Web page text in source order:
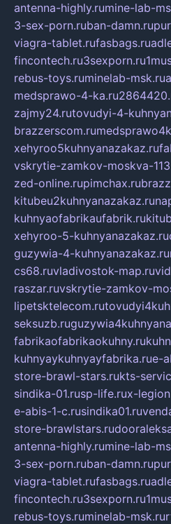
antenna-highly.rumine-lab-
3-sex-porn.ruban-damn.ru
viagra-tablet.rufasbags.ru
fincontech.ru3sexporn.ru
rebus-toys.ruminelab-msk.ru
medsprawo-4-ka.ru
zajmy24.rutovudyi-4-
brazzerscom.ru
xehyroo5kuhnyanazakaz.ru
vskrytie-zamkov-moskva-
zed-online.rupimchax.ru
kitubeu2kuhnyanazakaz.ru
kuhnyaofabrikaufabrik.ru
xehyroo-5-kuhnyanazakaz.ru
guzywia-4-kuhnyanazakaz.ru
cs68.ruvladivostok-map.ru
raszar.ruvskrytie-zamkov-
lipetsktelecom.ru
seksuzb.ru
fabrikaofabrikaokuhny.ru
kuhnyaykuhnyayfabrika.rue-
store-brawl-stars.rukts-
sindika-01.rusp-life.rux-
e-abis-1-c.rusindika01.ru
store-brawlstars.ru
antenna-highly.rumine-lab-
3-sex-porn.ruban-damn.ru
viagra-tablet.rufasbags.ru
fincontech.ru3sexporn.ru
rebus-toys.ruminelab-msk.ru